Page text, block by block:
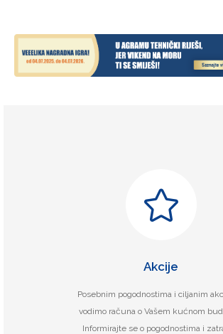
Akcije
Posebnim pogodnostima i ciljanim
vodimo računa o Vašem kućnom
Informirajte se o pogodnostima i